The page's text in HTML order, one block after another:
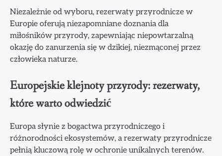
Niezależnie od wyboru, rezerwaty przyrodnicze w
Europie oferują niezapomniane doznania dla
miłośników przyrody, zapewniając niepowtarzalną
okazję do zanurzenia się w dzikiej, niezmąconej przez
człowieka naturze.
Europejskie klejnoty przyrody: rezerwaty,
które warto odwiedzić
Europa słynie z bogactwa przyrodniczego i
różnorodności ekosystemów, a rezerwaty przyrodnicze
pełnią kluczową rolę w ochronie unikalnych terenów.